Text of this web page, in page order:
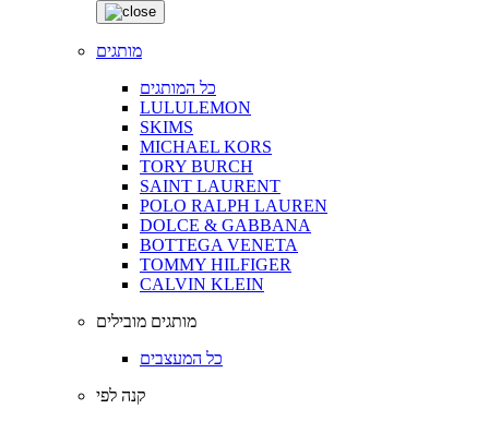
מותגים
כל המותגים
LULULEMON
SKIMS
MICHAEL KORS
TORY BURCH
SAINT LAURENT
POLO RALPH LAUREN
DOLCE & GABBANA
BOTTEGA VENETA
TOMMY HILFIGER
CALVIN KLEIN
מותגים מובילים
כל המעצבים
קנה לפי